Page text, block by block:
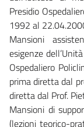
Presidio
1992 al
Mansioni
esigenze
Ospedaliero
prima diretta dal
diretta dal Prof.
Mansioni di
(lezioni teorico-